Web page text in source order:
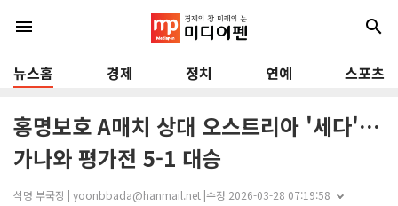
menu search
뉴스홈 경제 정치 연예 스포츠
홍명보호 A매치 상대 오스트리아 '세다'…
가나와 평가전 5-1 대승
석명 부국장 | yoonbbada@hanmail.net |수정 2026-03-28 07:19:58